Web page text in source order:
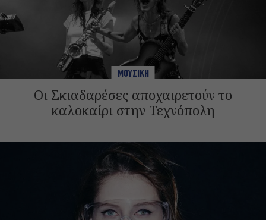
ΜΟΥΣΙΚΗ
Οι Σκιαδαρέσες αποχαιρετούν το
καλοκαίρι στην Τεχνόπολη